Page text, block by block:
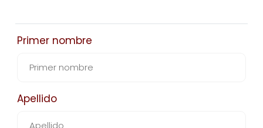
Primer nombre
Apellido